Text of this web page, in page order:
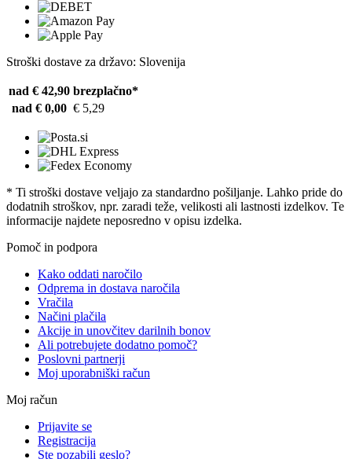
Stroški dostave za državo: Slovenija
nad € 42,90 brezplačno*
nad € 0,00 € 5,29
* Ti stroški dostave veljajo za standardno pošiljanje. Lahko pride do
dodatnih stroškov, npr. zaradi teže, velikosti ali lastnosti izdelkov. Te
informacije najdete neposredno v opisu izdelka.
Pomoč in podpora
Kako oddati naročilo
Odprema in dostava naročila
Vračila
Načini plačila
Akcije in unovčitev darilnih bonov
Ali potrebujete dodatno pomoč?
Poslovni partnerji
Moj uporabniški račun
Moj račun
Prijavite se
Registracija
Ste pozabili geslo?